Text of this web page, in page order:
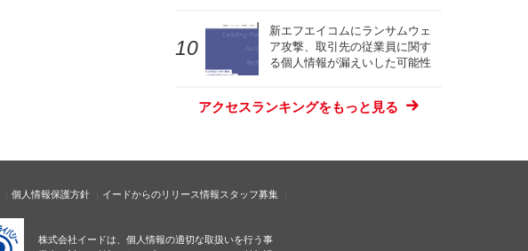
新エフエイコムにランサムウェ
ア攻撃、取引先の従業員に関す
る個人情報が漏えいした可能性
アクセスランキングをもっと見る
個人情報保護方針 イードからのリリース情報スタッフ募集
株式会社イードは、個人情報の適切な取扱いを行う事